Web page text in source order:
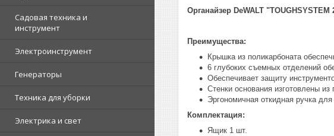
Садовая техника и
инструмент
Электроинструмент
Генераторы
Техника для уборки
Электрика и свет
Органайзер DeWALT "TOUGHSYSTEM
Преимущества:
Крышка из поликарбоната
6 глубоких съемных отделений
Обеспечивает защиту
Стенки основания изготовлены
Эргономичная откидная ручка
Комплектация:
Ящик 1 шт.